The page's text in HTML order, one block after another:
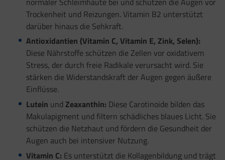
Trockenheit und Reizungen. Vitamin B2 unterstützt
darüber hinaus die Sehkraft.
Antioxidantien (Vitamin C, Vitamin E, Zink, Selen):
Diese Nährstoffe schützen die Zellen vor oxidativem
Stress, der durch freie Radikale verursacht wird. Sie
stärken die Widerstandskraft der Augen gegen äußere
Einflüsse.
Lutein und Zeaxanthin: Diese Carotinoide bilden das
Makulapigment und filtern schädliches blaues Licht. Sie
schützen die Netzhaut und fördern die Gesundheit der
Augen auch bei intensiver Nutzung.
Vitamin C: Es unterstützt die Kollagenbildung und trägt